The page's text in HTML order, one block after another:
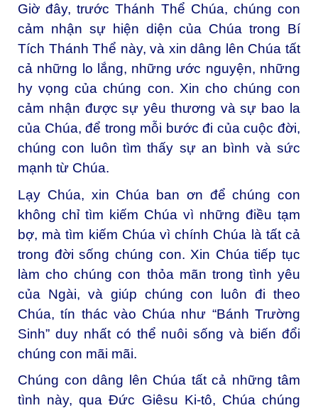
Giờ đây, trước Thánh Thể Chúa, chúng con
cảm nhận sự hiện diện của Chúa trong Bí
Tích Thánh Thể này, và xin dâng lên Chúa tất
cả những lo lắng, những ước nguyện, những
hy vọng của chúng con. Xin cho chúng con
cảm nhận được sự yêu thương và sự bao la
của Chúa, để trong mỗi bước đi của cuộc đời,
chúng con luôn tìm thấy sự an bình và sức
mạnh từ Chúa.
Lạy Chúa, xin Chúa ban ơn để chúng con
không chỉ tìm kiếm Chúa vì những điều tạm
bợ, mà tìm kiếm Chúa vì chính Chúa là tất cả
trong đời sống chúng con. Xin Chúa tiếp tục
làm cho chúng con thỏa mãn trong tình yêu
của Ngài, và giúp chúng con luôn đi theo
Chúa, tín thác vào Chúa như “Bánh Trường
Sinh” duy nhất có thể nuôi sống và biến đổi
chúng con mãi mãi.
Chúng con dâng lên Chúa tất cả những tâm
tình này, qua Đức Giêsu Ki-tô, Chúa chúng